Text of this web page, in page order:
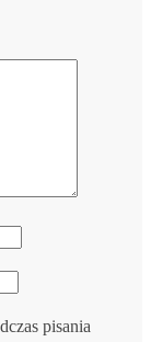
pisania